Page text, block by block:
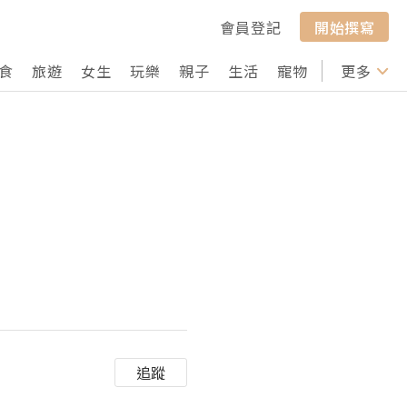
會員登記
開始撰寫
旅遊 女生 玩樂 親子 生活 寵物 行山 打卡
更多
追蹤